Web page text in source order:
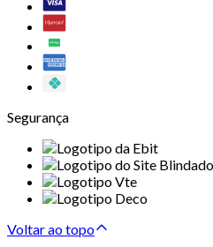
Segurança
Voltar ao topo